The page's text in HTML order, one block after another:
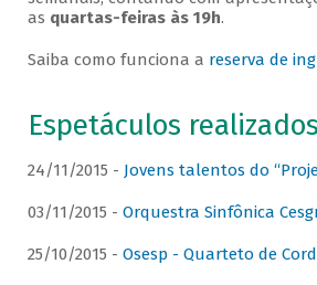
as quartas-feiras às 19h.
Saiba como funciona a reserva de
Espetáculos realizados
24/11/2015 - Jovens talentos do
03/11/2015 - Orquestra Sinfônica
25/10/2015 - Osesp - Quarteto de